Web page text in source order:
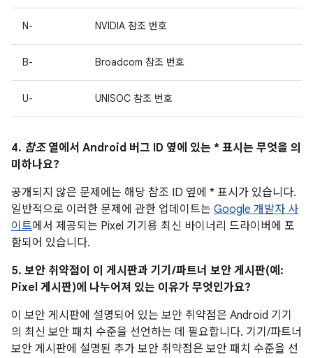
N- NVIDIA 참조 번호
B- Broadcom 참조 번호
U- UNISOC 참조 번호
4. 참조열에서 Android 버그 ID 옆에 있는 * 표시는 무엇을 의
미하나요?
공개되지 않은 문제에는 해당 참조 ID 옆에 * 표시가 있습니다.
일반적으로 이러한 문제에 관한 업데이트는 Google 개발자 사
이트에서 제공되는 Pixel 기기용 최신 바이너리 드라이버에 포
함되어 있습니다.
5. 보안 취약점이 이 게시판과 기기/파트너 보안 게시판(예:
Pixel 게시판)에 나누어져 있는 이유가 무엇인가요?
이 보안 게시판에 설명되어 있는 보안 취약점은 Android 기기
의 최신 보안 패치 수준을 선언하는 데 필요합니다. 기기/파트너
보안 게시판에 설명된 추가 보안 취약점은 보안 패치 수준을 선